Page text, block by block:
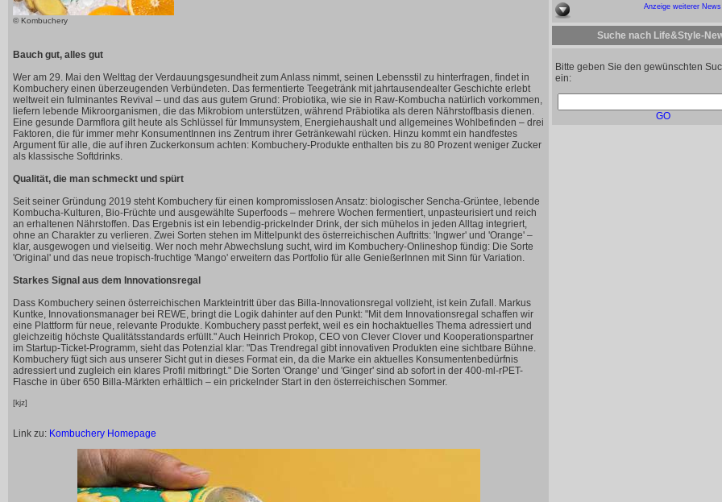
© Kombuchery
Bauch gut, alles gut
Wer am 29. Mai den Welttag der Verdauungsgesundheit zum Anlass nimmt, seinen Lebensstil zu hinterfragen, findet in
Kombuchery einen überzeugenden Verbündeten. Das fermentierte Teegetränk mit jahrtausendealter Geschichte erlebt
weltweit ein fulminantes Revival – und das aus gutem Grund: Probiotika, wie sie in Raw-Kombucha natürlich vorkommen,
liefern lebende Mikroorganismen, die das Mikrobiom unterstützen, während Präbiotika als deren Nährstoffbasis dienen.
Eine gesunde Darmflora gilt heute als Schlüssel für Immunsystem, Energiehaushalt und allgemeines Wohlbefinden – drei
Faktoren, die für immer mehr KonsumentInnen ins Zentrum ihrer Getränkewahl rücken. Hinzu kommt ein handfestes
Argument für alle, die auf ihren Zuckerkonsum achten: Kombuchery-Produkte enthalten bis zu 80 Prozent weniger Zucker
als klassische Softdrinks.
Qualität, die man schmeckt und spürt
Seit seiner Gründung 2019 steht Kombuchery für einen kompromisslosen Ansatz: biologischer Sencha-Grüntee, lebende
Kombucha-Kulturen, Bio-Früchte und ausgewählte Superfoods – mehrere Wochen fermentiert, unpasteurisiert und reich
an erhaltenen Nährstoffen. Das Ergebnis ist ein lebendig-prickelnder Drink, der sich mühelos in jeden Alltag integriert,
ohne an Charakter zu verlieren. Zwei Sorten stehen im Mittelpunkt des österreichischen Auftritts: 'Ingwer' und 'Orange' –
klar, ausgewogen und vielseitig. Wer noch mehr Abwechslung sucht, wird im Kombuchery-Onlineshop fündig: Die Sorte
'Original' und das neue tropisch-fruchtige 'Mango' erweitern das Portfolio für alle GenießerInnen mit Sinn für Variation.
Starkes Signal aus dem Innovationsregal
Dass Kombuchery seinen österreichischen Markteintritt über das Billa-Innovationsregal vollzieht, ist kein Zufall. Markus
Kuntke, Innovationsmanager bei REWE, bringt die Logik dahinter auf den Punkt: "Mit dem Innovationsregal schaffen wir
eine Plattform für neue, relevante Produkte. Kombuchery passt perfekt, weil es ein hochaktuelles Thema adressiert und
gleichzeitig höchste Qualitätsstandards erfüllt." Auch Heinrich Prokop, CEO von Clever Clover und Kooperationspartner
im Startup-Ticket-Programm, sieht das Potenzial klar: "Das Trendregal gibt innovativen Produkten eine sichtbare Bühne.
Kombuchery fügt sich aus unserer Sicht gut in dieses Format ein, da die Marke ein aktuelles Konsumentenbedürfnis
adressiert und zugleich ein klares Profil mitbringt." Die Sorten 'Orange' und 'Ginger' sind ab sofort in der 400-ml-rPET-
Flasche in über 650 Billa-Märkten erhältlich – ein prickelnder Start in den österreichischen Sommer.
[kjz]
Link zu: Kombuchery Homepage
Anzeige weiterer News
Suche nach Life&Style-
Bitte geben Sie den gewünschten
ein:
GO